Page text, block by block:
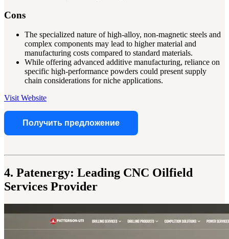
Cons
The specialized nature of high-alloy, non-magnetic steels and
complex components may lead to higher material and
manufacturing costs compared to standard materials.
While offering advanced additive manufacturing, reliance on
specific high-performance powders could present supply
chain considerations for niche applications.
Visit Website
Получить предложение
4. Patenergy: Leading CNC Oilfield
Services Provider